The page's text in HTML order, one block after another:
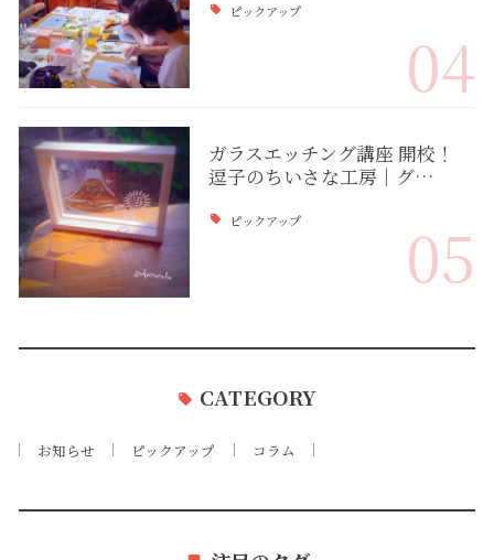
ピックアップ
04
ガラスエッチング講座 開校！
逗子のちいさな工房｜グ…
ピックアップ 05
CATEGORY
お知らせ ピックアップ コラム